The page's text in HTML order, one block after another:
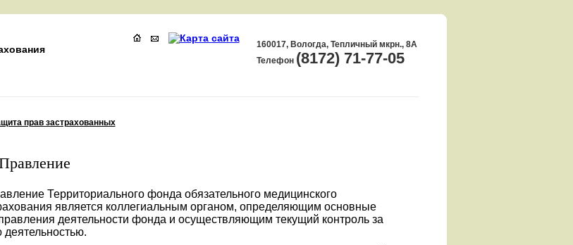
160017, Вологда, Тепличный мкрн., 8А
Телефон (8172) 71-77-05
прав застрахованных
Территориального фонда обязательного медицинского
является коллегиальным органом, определяющим основные
деятельности фонда и осуществляющим текущий контроль за
деятельностью.